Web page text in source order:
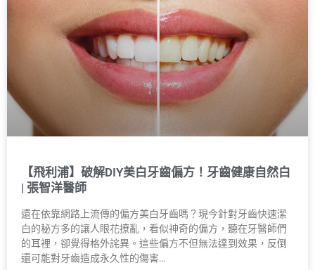
【飛利浦】破解DIY美白牙齒偏方！牙齒健康自然白
| 張智洋醫師
還在依靠網路上流傳的偏方美白牙齒嗎？現今針對牙齒快速潔
白的秘方多的讓人眼花撩亂，看似神奇的偏方，聽在牙醫師們
的耳裡，卻覺得格外詫異。這些偏方不但無法達到效果，反倒
還可能對牙齒造成永久性的傷害…